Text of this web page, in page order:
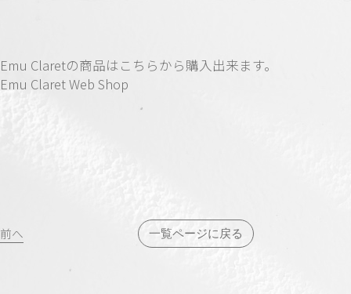
Emu Claretの商品はこちらから購入出来ます。
Emu Claret Web Shop
投
前へ 一覧ページに戻る